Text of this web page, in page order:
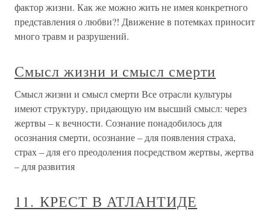
фактор жизни. Как же можно жить не имея конкретного
представления о любви?! Движение в потемках приносит
много травм и разрушений.
Смысл жизни и смысл смерти
Смысл жизни и смысл смерти Все отрасли культуры
имеют структуру, придающую им высший смысл: через
жертвы – к вечности. Сознание понадобилось для
осознания смерти, осознание – для появления страха,
страх – для его преодоления посредством жертвы, жертва
– для развития
11. КРЕСТ В АТЛАНТИДЕ